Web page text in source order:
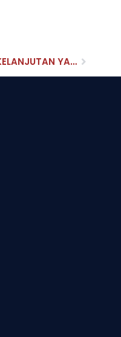
DIALOG DENPASAR SORE INI || MENDORONG PARIWISATA BERKELANJUTAN YANG BERPIHAK PADA HEWAN